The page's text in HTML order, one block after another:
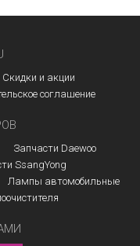
Скидки и акции
соглашение
Запчасти Daewoo
SsangYong
Лампы автомобильные